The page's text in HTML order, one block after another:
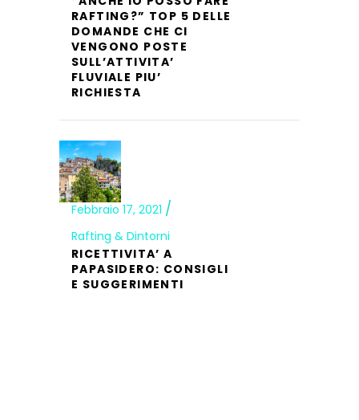
RAFTING?” TOP 5 DELLE
DOMANDE CHE CI
VENGONO POSTE
SULL’ATTIVITA’
FLUVIALE PIU’
RICHIESTA
Febbraio 17, 2021
Rafting & Dintorni
RICETTIVITA’ A
PAPASIDERO: CONSIGLI
E SUGGERIMENTI